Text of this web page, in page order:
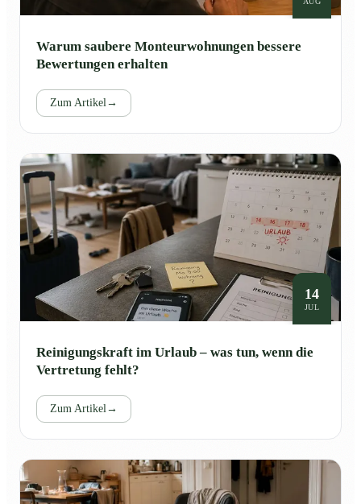
Warum saubere Monteurwohnungen bessere
Bewertungen erhalten
Zum Artikel→
14
JUL
Reinigungskraft im Urlaub – was tun, wenn die
Vertretung fehlt?
Zum Artikel→